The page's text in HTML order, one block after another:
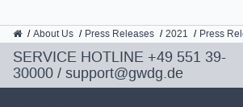
GWDG
About Us Press Releases 2021 Press
SERVICE HOTLINE +49 551 39-
30000 / support@gwdg.de